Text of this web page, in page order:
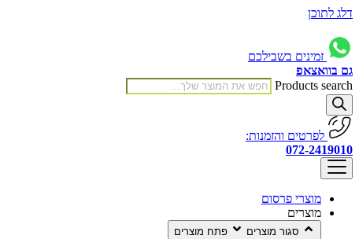
דלג לתוכן
זמינים בשבילכם
גם בוואצאפ
Products search
לפרטים והזמנות:
072-2419010
מוצרי פרסום
מוצרים
סגור מוצרים פתח מוצרים